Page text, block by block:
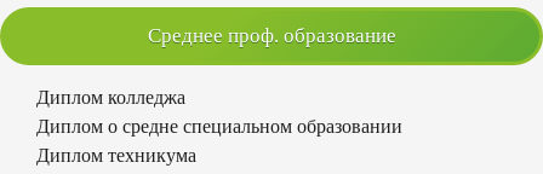
Среднее проф. образование
Диплом колледжа
Диплом о средне специальном образовании
Диплом техникума